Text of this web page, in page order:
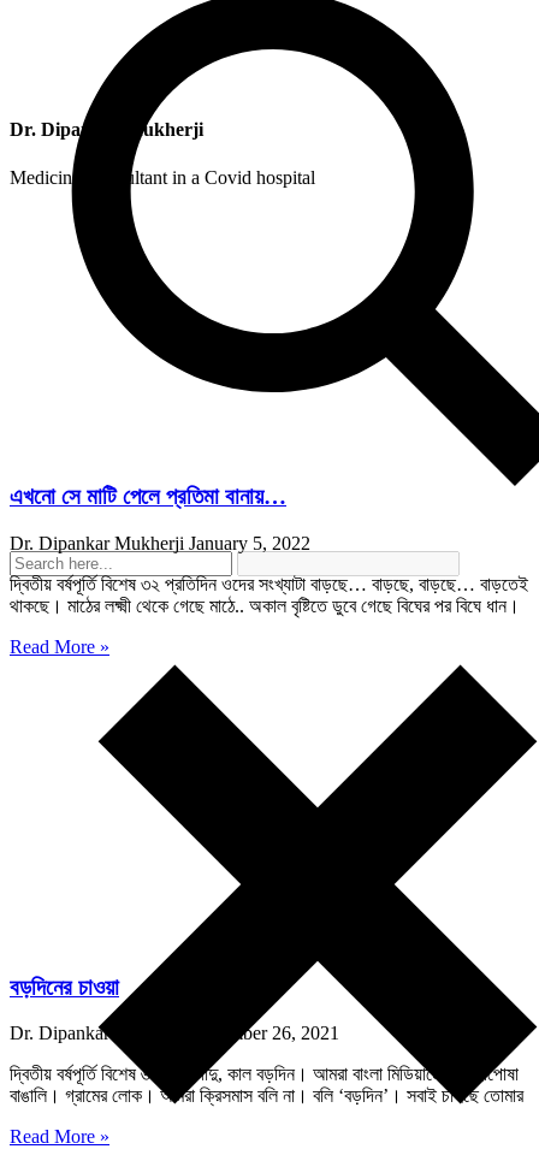
Dr. Dipankar Mukherji
Medicine Consultant in a Covid hospital
এখনো সে মাটি পেলে প্রতিমা বানায়…
Dr. Dipankar Mukherji January 5, 2022
দ্বিতীয় বর্ষপূর্তি বিশেষ ৩২ প্রতিদিন ওদের সংখ্যাটা বাড়ছে… বাড়ছে, বাড়ছে… বাড়তেই
থাকছে। মাঠের লক্ষ্মী থেকে গেছে মাঠে.. অকাল বৃষ্টিতে ডুবে গেছে বিঘের পর বিঘে ধান।
Read More »
বড়দিনের চাওয়া
Dr. Dipankar Mukherji
December 26, 2021
দ্বিতীয় বর্ষপূর্তি বিশেষ ৬ সান্তা দাদু, কাল বড়দিন। আমরা বাংলা মিডিয়ামে পড়া ছাপোষা
বাঙালি। গ্রামের লোক। আমরা ক্রিসমাস বলি না। বলি ‘বড়দিন’। সবাই চাইছে তোমার
Read More »